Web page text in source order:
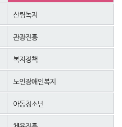
산림녹지
관광진흥
복지정책
노인장애인복지
아동청소년